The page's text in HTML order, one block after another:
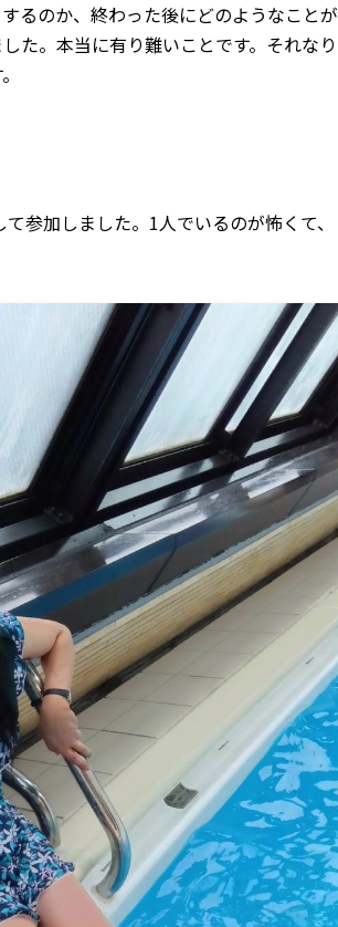
るのか、終わった後にどのようなことが
た。本当に有り難いことです。それなり
参加しました。1人でいるのが怖くて、